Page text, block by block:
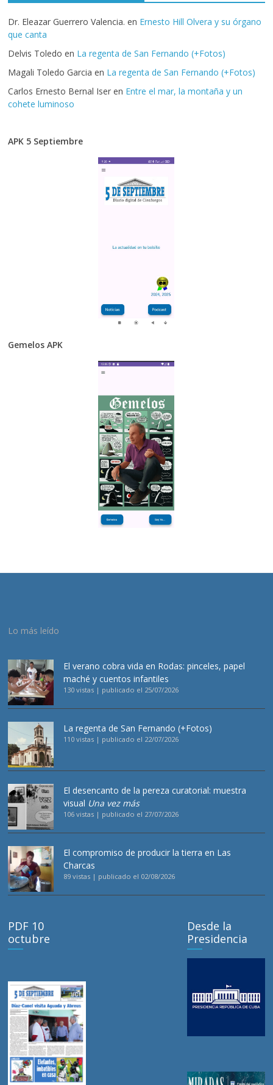
Dr. Eleazar Guerrero Valencia. en Ernesto Hill Olvera y su órgano
que canta
Delvis Toledo en La regenta de San Fernando (+Fotos)
Magali Toledo Garcia en La regenta de San Fernando (+Fotos)
Carlos Ernesto Bernal Iser en Entre el mar, la montaña y un
cohete luminoso
APK 5 Septiembre
Gemelos APK
Lo más leído
El verano cobra vida en Rodas: pinceles, papel
maché y cuentos infantiles
130 vistas | publicado el 25/07/2026
La regenta de San Fernando (+Fotos)
110 vistas | publicado el 22/07/2026
El desencanto de la pereza curatorial: muestra
visual Una vez más
106 vistas | publicado el 27/07/2026
El compromiso de producir la tierra en Las
Charcas
89 vistas | publicado el 02/08/2026
PDF 10
octubre
Desde la
Presidencia